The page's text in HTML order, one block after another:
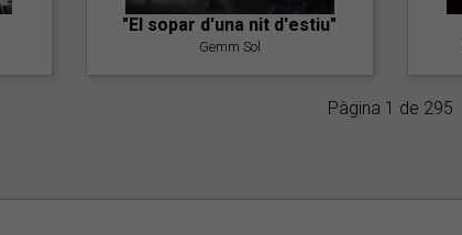
"El sopar d'una nit d'estiu"
Gemm Sol
Pàgina 1 de 295